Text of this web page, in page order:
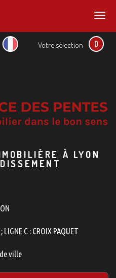
Votre sélection 0
À LYON
LIGNE C : CROIX PAQUET
ville